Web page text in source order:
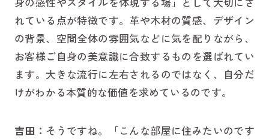
れている点が特徴です。革や木材の質感、デザイン
の背景、空間全体の雰囲気などに気を配りながら、
お客様ご自身の美意識に合致するものを選ばれてい
ます。大きな流行に左右されるのではなく、自分だ
けがわかる本質的な価値を求めているのです。
吉田： そうですね。「こんな部屋に住みたいのです